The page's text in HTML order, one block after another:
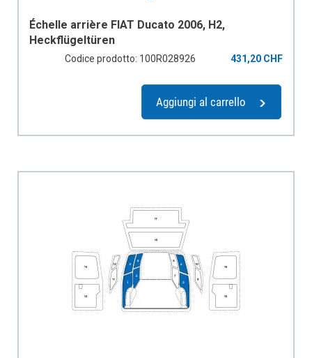
Échelle arrière FIAT Ducato 2006, H2,
Heckflügeltüren
Codice prodotto: 100R028926 431,20 CHF
Aggiungi al carrello